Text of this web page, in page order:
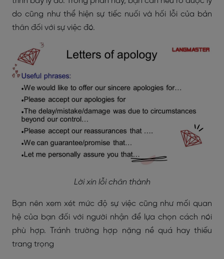
do cũng như thể hiện sự tiếc nuối và hối lỗi của bản
thân đối với sự việc đó.
Lời xin lỗi chân thành
Bạn nên xem xét mức độ sự việc cũng như mối quan
hệ của bạn đối với người nhận để lựa chọn cách nói
phù hợp. Tránh trường hợp nặng nề quá hay thiếu
trang trọng